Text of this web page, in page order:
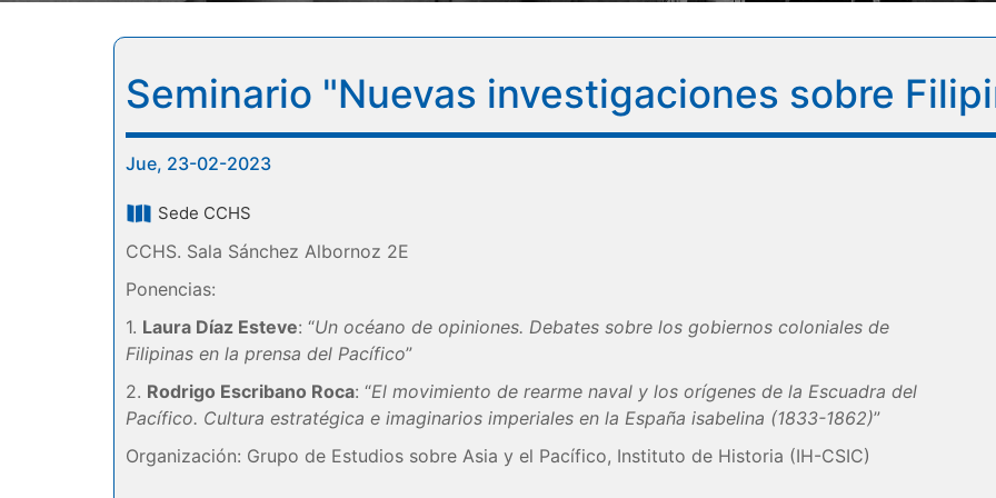
Seminario "Nuevas investigaciones sobre
Jue, 23-02-2023
Sede CCHS
CCHS. Sala Sánchez Albornoz 2E
Ponencias:
1. Laura Díaz Esteve: “Un océano de opiniones. Debates sobre los gobiernos coloniales de
Filipinas en la prensa del Pacífico”
2. Rodrigo Escribano Roca: “El movimiento de rearme naval y los orígenes de la Escuadra del
Pacífico. Cultura estratégica e imaginarios imperiales en la España isabelina (1833-1862)”
Organización: Grupo de Estudios sobre Asia y el Pacífico, Instituto de Historia (IH-CSIC)